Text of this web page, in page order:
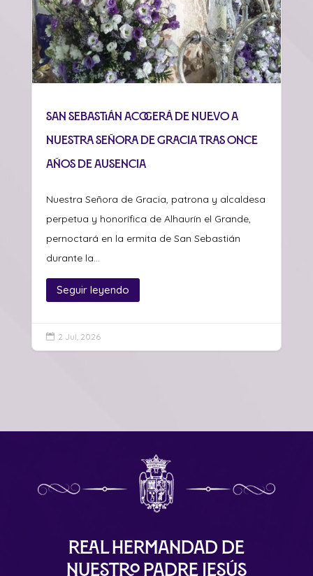
San Sebastián acogerá de nuevo a
Nuestra Señora de Gracia tras once
años de ausencia
Nuestra Señora de Gracia, patrona y alcaldesa
perpetua y honorífica de Alhaurín el Grande,
pernoctará en la ermita de San Sebastián
durante la...
Seguir leyendo
 2 Jul, 2026
Real Hermandad de
Nuestro Padre Jesús